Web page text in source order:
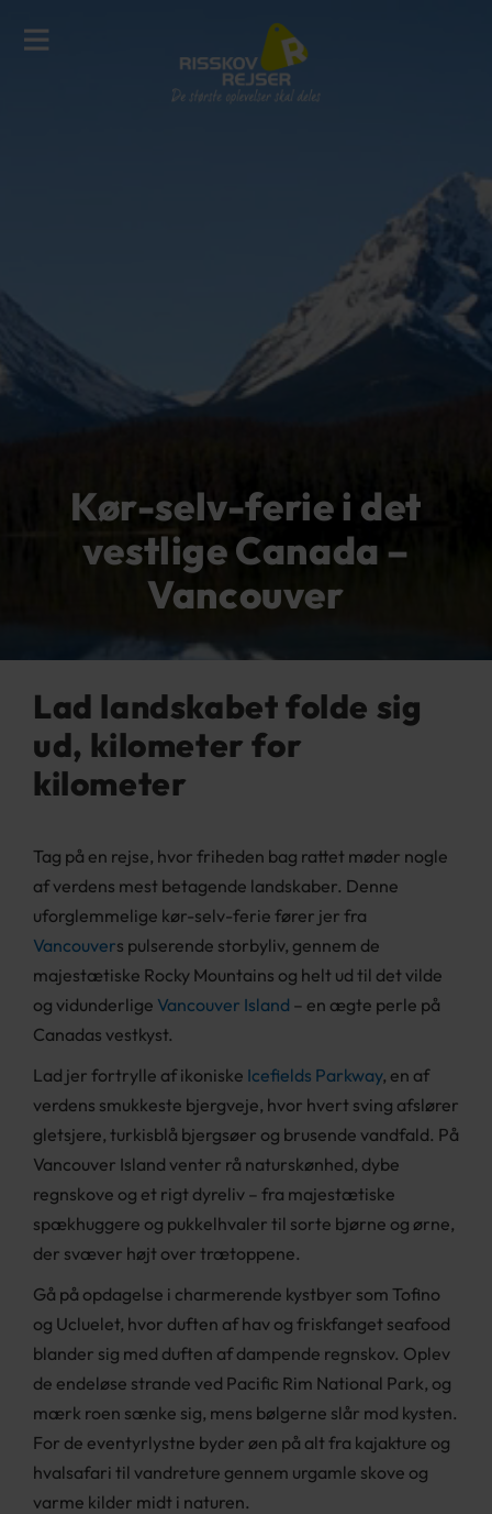
Kør-selv-ferie i det
vestlige Canada –
Vancouver
Lad landskabet folde sig
ud, kilometer for
kilometer
Tag på en rejse, hvor friheden bag rattet møder nogle
af verdens mest betagende landskaber. Denne
uforglemmelige kør-selv-ferie fører jer fra
Vancouvers pulserende storbyliv, gennem de
majestætiske Rocky Mountains og helt ud til det vilde
og vidunderlige Vancouver Island – en ægte perle på
Canadas vestkyst.
Lad jer fortrylle af ikoniske Icefields Parkway, en af
verdens smukkeste bjergveje, hvor hvert sving afslører
gletsjere, turkisblå bjergsøer og brusende vandfald. På
Vancouver Island venter rå naturskønhed, dybe
regnskove og et rigt dyreliv – fra majestætiske
spækhuggere og pukkelhvaler til sorte bjørne og ørne,
der svæver højt over trætoppene.
Gå på opdagelse i charmerende kystbyer som Tofino
og Ucluelet, hvor duften af hav og friskfanget seafood
blander sig med duften af dampende regnskov. Oplev
de endeløse strande ved Pacific Rim National Park, og
mærk roen sænke sig, mens bølgerne slår mod kysten.
For de eventyrlystne byder øen på alt fra kajakture og
hvalsafari til vandreture gennem urgamle skove og
varme kilder midt i naturen.